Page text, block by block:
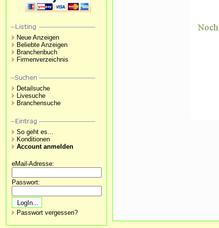
Neue Anzeigen
Beliebte Anzeigen
Branchenbuch
Firmenverzeichnis
Detailsuche
Livesuche
Branchensuche
So geht es...
Konditionen
Account anmelden
eMail-Adresse:
Passwort:
Passwort vergessen?